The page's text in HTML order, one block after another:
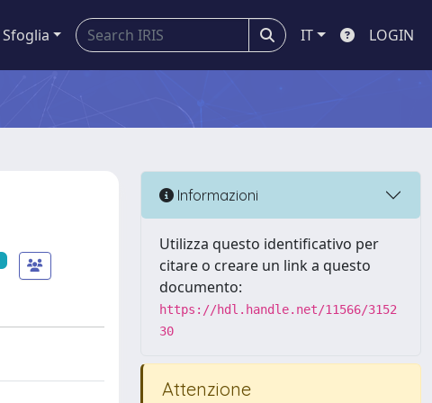
Sfoglia IT LOGIN
Informazioni
Utilizza questo identificativo per
citare o creare un link a questo
documento:
https://hdl.handle.net/11566/3152
30
Attenzione